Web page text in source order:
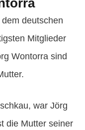
deutschen
Mitglieder
Wontorra sind
war Jörg
die Mutter seiner